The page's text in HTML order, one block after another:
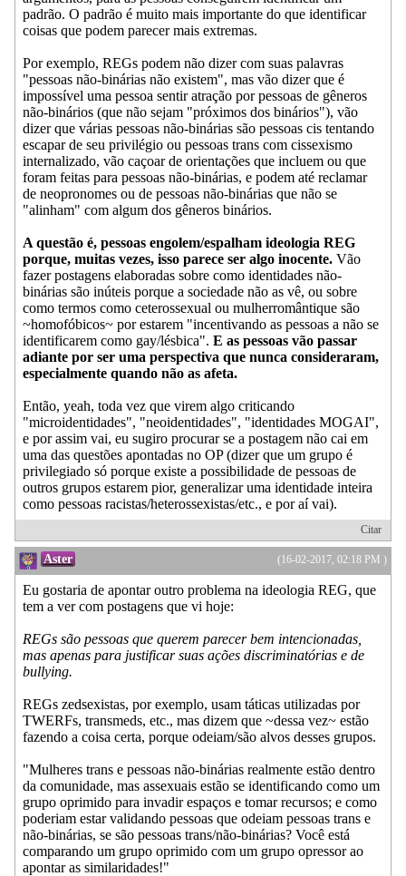
padrão. O padrão é muito mais importante do que identificar
coisas que podem parecer mais extremas.
Por exemplo, REGs podem não dizer com suas palavras
"pessoas não-binárias não existem", mas vão dizer que é
impossível uma pessoa sentir atração por pessoas de gêneros
não-binários (que não sejam "próximos dos binários"), vão
dizer que várias pessoas não-binárias são pessoas cis tentando
escapar de seu privilégio ou pessoas trans com cissexismo
internalizado, vão caçoar de orientações que incluem ou que
foram feitas para pessoas não-binárias, e podem até reclamar
de neopronomes ou de pessoas não-binárias que não se
"alinham" com algum dos gêneros binários.
A questão é, pessoas engolem/espalham ideologia REG
porque, muitas vezes, isso parece ser algo inocente. Vão
fazer postagens elaboradas sobre como identidades não-
binárias são inúteis porque a sociedade não as vê, ou sobre
como termos como ceterossexual ou mulherromântique são
~homofóbicos~ por estarem "incentivando as pessoas a não se
identificarem como gay/lésbica". E as pessoas vão passar
adiante por ser uma perspectiva que nunca consideraram,
especialmente quando não as afeta.
Então, yeah, toda vez que virem algo criticando
"microidentidades", "neoidentidades", "identidades MOGAI",
e por assim vai, eu sugiro procurar se a postagem não cai em
uma das questões apontadas no OP (dizer que um grupo é
privilegiado só porque existe a possibilidade de pessoas de
outros grupos estarem pior, generalizar uma identidade inteira
como pessoas racistas/heterossexistas/etc., e por aí vai).
Citar
(16-02-2017, 02:18 PM )
Aster
Eu gostaria de apontar outro problema na ideologia REG, que
tem a ver com postagens que vi hoje:
REGs são pessoas que querem parecer bem intencionadas,
mas apenas para justificar suas ações discriminatórias e de
bullying.
REGs zedsexistas, por exemplo, usam táticas utilizadas por
TWERFs, transmeds, etc., mas dizem que ~dessa vez~ estão
fazendo a coisa certa, porque odeiam/são alvos desses grupos.
"Mulheres trans e pessoas não-binárias realmente estão dentro
da comunidade, mas assexuais estão se identificando como um
grupo oprimido para invadir espaços e tomar recursos; e como
poderiam estar validando pessoas que odeiam pessoas trans e
não-binárias, se são pessoas trans/não-binárias? Você está
comparando um grupo oprimido com um grupo opressor ao
apontar as similaridades!"